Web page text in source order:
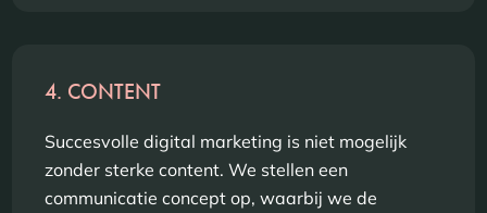
4. CONTENT
Succesvolle digital marketing is niet mogelijk
zonder sterke content. We stellen een
communicatie concept op, waarbij we de